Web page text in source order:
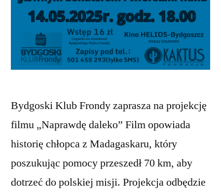
Bydgoski Klub Frondy zaprasza na projekcję
filmu „Naprawdę daleko” Film opowiada
historię chłopca z Madagaskaru, który
poszukując pomocy przeszedł 70 km, aby
dotrzeć do polskiej misji. Projekcja odbędzie